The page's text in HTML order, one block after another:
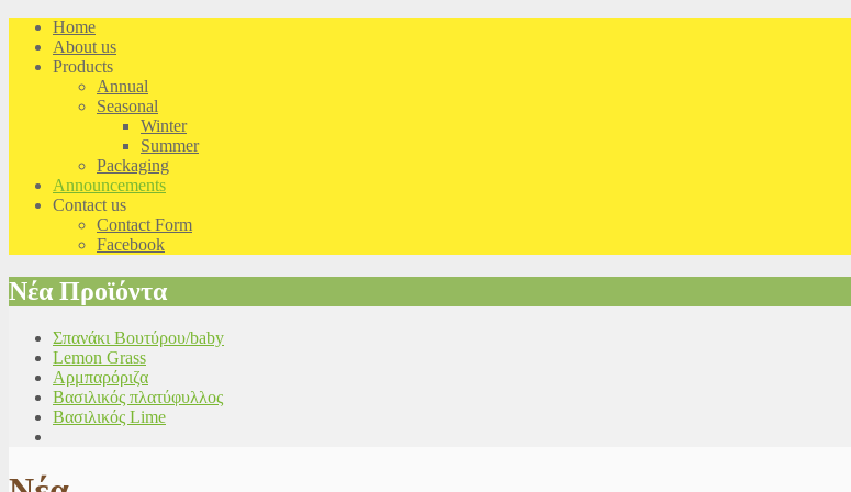
Home
About us
Products
Annual
Seasonal
Winter
Summer
Packaging
Announcements
Contact us
Contact Form
Facebook
Nέα Προϊόντα
Σπανάκι Βουτύρου/baby
Lemon Grass
Αρμπαρόριζα
Βασιλικός πλατύφυλλος
Βασιλικός Lime